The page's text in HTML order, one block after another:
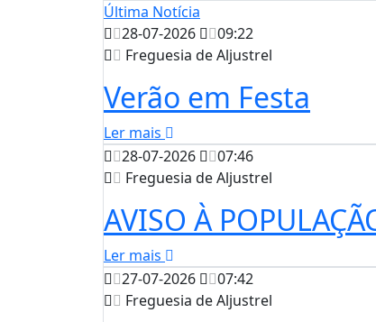
Última Notícia
28-07-2026
09:22
Freguesia de Aljustrel
Verão em Festa
Ler mais
28-07-2026
07:46
Freguesia de Aljustrel
AVISO À
Ler mais
27-07-2026
07:42
Freguesia de Aljustrel